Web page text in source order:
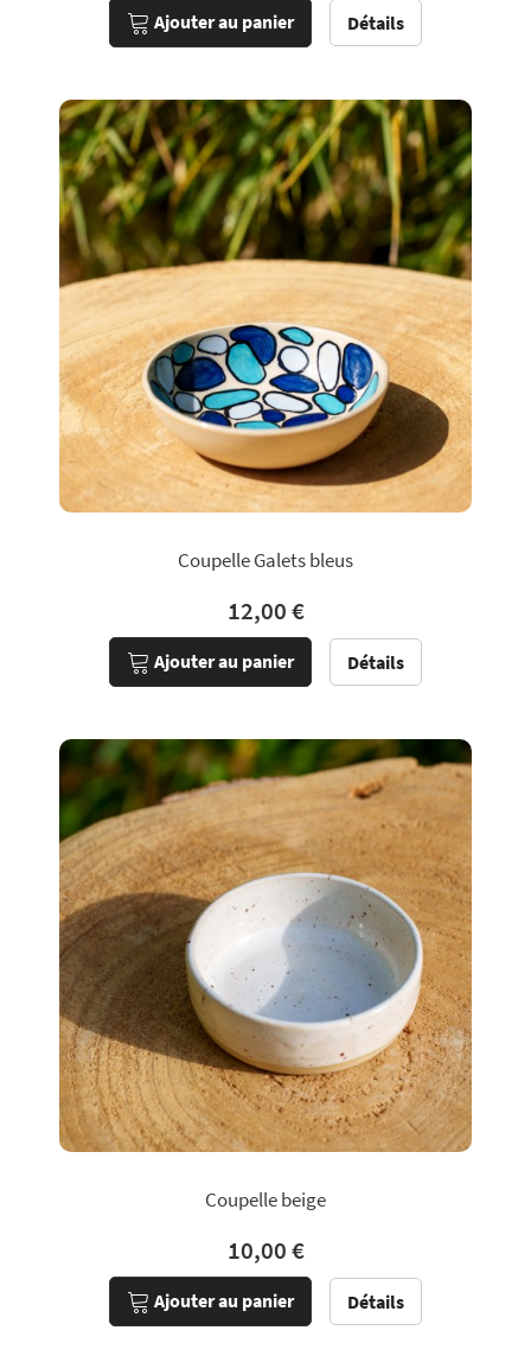
Ajouter au panier Détails
Coupelle Galets bleus
12,00 €
Ajouter au panier Détails
Coupelle beige
10,00 €
Ajouter au panier Détails